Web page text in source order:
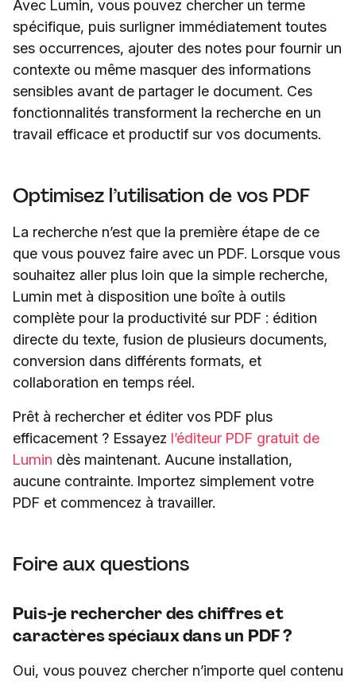
Avec Lumin, vous pouvez chercher un terme
spécifique, puis surligner immédiatement toutes
ses occurrences, ajouter des notes pour fournir un
contexte ou même masquer des informations
sensibles avant de partager le document. Ces
fonctionnalités transforment la recherche en un
travail efficace et productif sur vos documents.
Optimisez l’utilisation de vos PDF
La recherche n’est que la première étape de ce
que vous pouvez faire avec un PDF. Lorsque vous
souhaitez aller plus loin que la simple recherche,
Lumin met à disposition une boîte à outils
complète pour la productivité sur PDF : édition
directe du texte, fusion de plusieurs documents,
conversion dans différents formats, et
collaboration en temps réel.
Prêt à rechercher et éditer vos PDF plus
efficacement ? Essayez l’éditeur PDF gratuit de
Lumin dès maintenant. Aucune installation,
aucune contrainte. Importez simplement votre
PDF et commencez à travailler.
Foire aux questions
Puis-je rechercher des chiffres et
caractères spéciaux dans un PDF ?
Oui, vous pouvez chercher n’importe quel contenu